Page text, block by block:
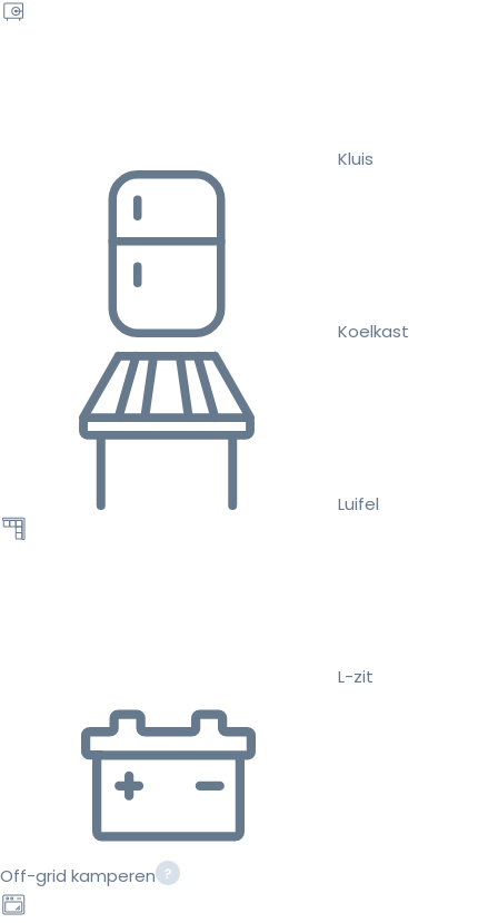
Kluis
Koelkast
Luifel
L-zit
Off-grid kamperen